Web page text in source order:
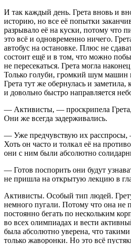
И так каждый день. Грета вновь и
историю, но все её попытки
разрывало её на куски, потому что
это всё и одновременно ничего.
автобус на остановке. Плюс не
состоит ещё и в том, что можно
не пересекаться. Грета могла
Только голуби, громкий шум машин
Грета тут же обернулась и заметила,
и довольно быстро направляется
— Активисты, — проскрипела
Они же всегда задерживались.
— Уже предчувствую их расспросы,
Хоть он часто и толкал её на
они с ним были абсолютно
— Готов поспорить они будут
не пришла на открытую лекцию в
Активисты. Особый тип людей.
немного пугали. Потому что она не
постоянно бегать по нескольким
во всех олимпиадах и вести
была абсолютно уверена, что
только жаворонки. Но это всё